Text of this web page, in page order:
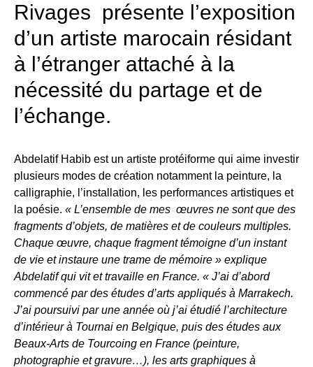
Rivages présente l’exposition
d’un artiste marocain résidant
à l’étranger attaché à la
nécessité du partage et de
l’échange.
Abdelatif Habib est un artiste protéiforme qui aime investir
plusieurs modes de création notamment la peinture, la
calligraphie, l’installation, les performances artistiques et
la poésie. « L’ensemble de mes œuvres ne sont que des
fragments d’objets, de matières et de couleurs multiples.
Chaque œuvre, chaque fragment témoigne d’un instant
de vie et instaure une trame de mémoire » explique
Abdelatif qui vit et travaille en France. « J’ai d’abord
commencé par des études d’arts appliqués à Marrakech.
J’ai poursuivi par une année où j’ai étudié l’architecture
d’intérieur à Tournai en Belgique, puis des études aux
Beaux-Arts de Tourcoing en France (peinture,
photographie et gravure…), les arts graphiques à